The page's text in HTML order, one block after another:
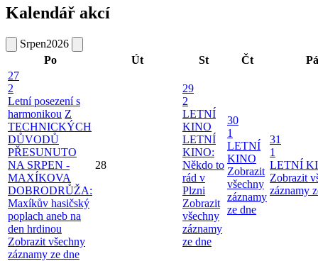
Kalendář akcí
Srpen2026
Po
Út St Čt
Pá
27
2
Letní posezení s
harmonikou Z
TECHNICKÝCH
DŮVODŮ
PŘESUNUTO
NA SRPEN -
MAXÍKOVA
DOBRODRŮŽA:
Maxíkův hasičský
poplach aneb na
den hrdinou
Zobrazit všechny
záznamy ze dne
28
29
2
LETNÍ
KINO
LETNÍ
KINO:
Někdo to
rád v
Plzni
Zobrazit
všechny
záznamy
ze dne
30
1
LETNÍ
KINO
Zobrazit
všechny
záznamy
ze dne
31
1
LETNÍ
Zobrazit
záznamy